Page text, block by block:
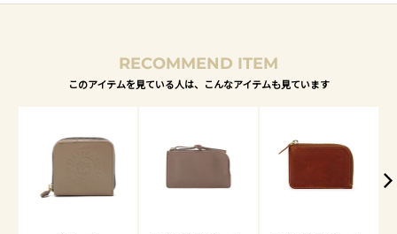
RECOMMEND ITEM
このアイテムを見ている人は、こんなアイテムも見ています